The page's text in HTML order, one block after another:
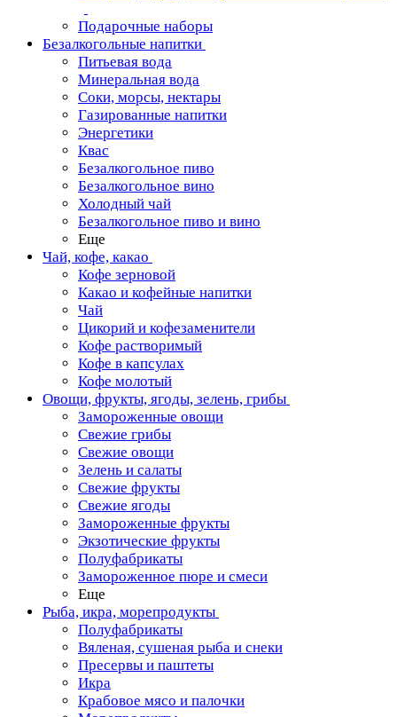
Подарочные наборы
Безалкогольные напитки
Питьевая вода
Минеральная вода
Соки, морсы, нектары
Газированные напитки
Энергетики
Квас
Безалкогольное пиво
Безалкогольное вино
Холодный чай
Безалкогольное пиво и вино
Еще
Чай, кофе, какао
Кофе зерновой
Какао и кофейные напитки
Чай
Цикорий и кофезаменители
Кофе растворимый
Кофе в капсулах
Кофе молотый
Овощи, фрукты, ягоды, зелень, грибы
Замороженные овощи
Свежие грибы
Свежие овощи
Зелень и салаты
Свежие фрукты
Свежие ягоды
Замороженные фрукты
Экзотические фрукты
Полуфабрикаты
Замороженное пюре и смеси
Еще
Рыба, икра, морепродукты
Полуфабрикаты
Вяленая, сушеная рыба и снеки
Пресервы и паштеты
Икра
Крабовое мясо и палочки